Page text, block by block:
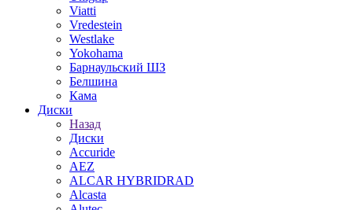
Viatti
Vredestein
Westlake
Yokohama
Барнаульский ШЗ
Белшина
Кама
Диски
Назад
Диски
Accuride
AEZ
ALCAR HYBRIDRAD
Alcasta